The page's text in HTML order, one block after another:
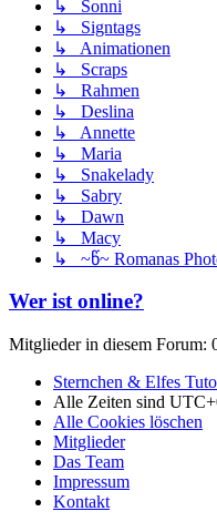
↳ Sonni
↳ Signtags
↳ Animationen
↳ Scraps
↳ Rahmen
↳ Deslina
↳ Annette
↳ Maria
↳ Snakelady
↳ Sabry
↳ Dawn
↳ Macy
↳ ~წ~ Romanas
Wer ist online?
Mitglieder in diesem Forum:
Sternchen & Elfes
Alle Zeiten sind
Alle Cookies löschen
Mitglieder
Das Team
Impressum
Kontakt